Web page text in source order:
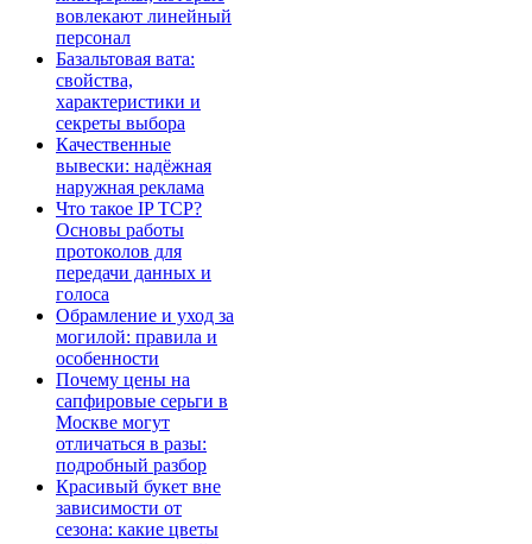
вовлекают линейный
персонал
Базальтовая вата:
свойства,
характеристики и
секреты выбора
Качественные
вывески: надёжная
наружная реклама
Что такое IP TCP?
Основы работы
протоколов для
передачи данных и
голоса
Обрамление и уход за
могилой: правила и
особенности
Почему цены на
сапфировые серьги в
Москве могут
отличаться в разы:
подробный разбор
Красивый букет вне
зависимости от
сезона: какие цветы